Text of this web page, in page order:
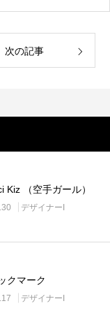
次の記事
Kiz （空手ガール）
デザイナーI
クマーク
デザイナーI